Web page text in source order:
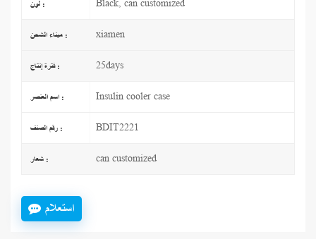
لون : Black, can customized
ميناء الشحن : xiamen
فترة إنتاج : 25days
اسم العنصر : Insulin cooler case
رقم الصنف : BDIT2221
شعار : can customized
استعلام